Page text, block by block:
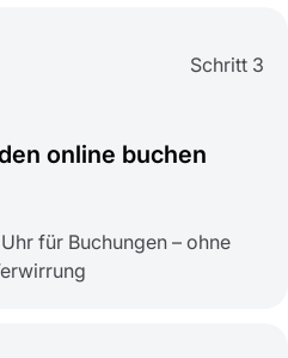
Schritt 3
online buchen
für Buchungen – ohne